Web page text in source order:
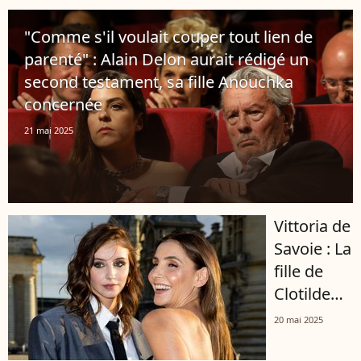
"Tu ne
seras
jamais
oublié"
"Comme s'il voulait couper tout lien de
parenté" : Alain Delon aurait rédigé un
second testament, sa fille Anouchka
concernée
21 mai 2025
Vittoria de
Savoie : La
fille de
Clotilde
Courau et
20 mai 2025